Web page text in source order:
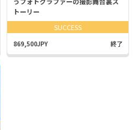
トーリー
SUCCESS
869,500JPY 終了